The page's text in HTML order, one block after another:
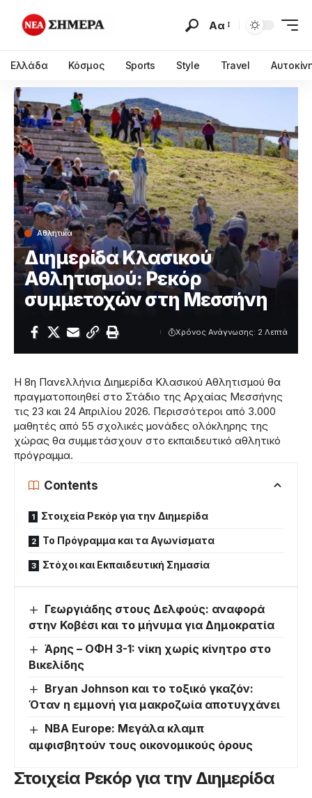
Αα
Ελλάδα Κόσμος Sports Style Travel
Αθλητικά
Διημερίδα Κλασικού
Αθλητισμού: Ρεκόρ
συμμετοχών στη Μεσσήνη
Χρόνος Ανάγνωσης: 2 Λεπτά
Η 8η Πανελλήνια Διημερίδα Κλασικού Αθλητισμού θα
πραγματοποιηθεί στο Στάδιο της Αρχαίας Μεσσήνης
τις 23 και 24 Απριλίου 2026. Περισσότεροι από 3.000
μαθητές από 55 σχολικές μονάδες ολόκληρης της
χώρας θα συμμετάσχουν στο εκπαιδευτικό αθλητικό
πρόγραμμα.
Contents
Στοιχεία Ρεκόρ για την Διημερίδα
Το Πρόγραμμα και τα Αγωνίσματα
Στόχοι και Εκπαιδευτική Σημασία
Γεωργιάδης στους Δελφούς: αναφορά
στην Κοβέσι και το μήνυμα για Δημοκρατία
Άρης – ΟΦΗ 3-1: νίκη χωρίς κίνητρο στο
Βικελίδης
Bryan Johnson και το τοξικό γκαζόν:
Όταν η εμμονή για μακροζωία αποτυγχάνει
NBA Europe: Μεγάλα κλαμπ
αμφισβητούν τους οικονομικούς όρους
Στοιχεία Ρεκόρ για την Διημερίδα